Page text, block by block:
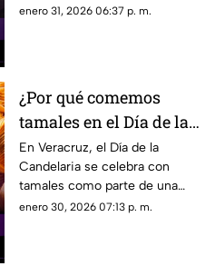
calorías de las que te imaginas.
enero 31, 2026 06:37 p. m.
¿Por qué comemos
tamales en el Día de la
Candelaria en
Veracruz? La historia
tras la tradición
En Veracruz, el Día de la
Candelaria se celebra con
tamales como parte de una
tradición que une religión y
enero 30, 2026 07:13 p. m.